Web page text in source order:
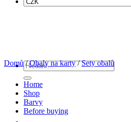
Hledat:
Home
Shop
Barvy
Before buying
Domů / Obaly na karty / Sety obalů